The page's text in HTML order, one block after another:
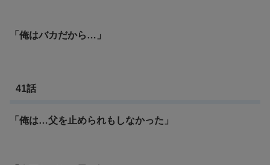
「俺はバカだから…」
41話
「俺は…父を止められもしなかった」